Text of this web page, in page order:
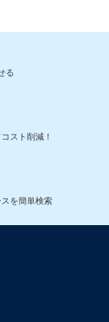
る
スト削減！
を簡単検索